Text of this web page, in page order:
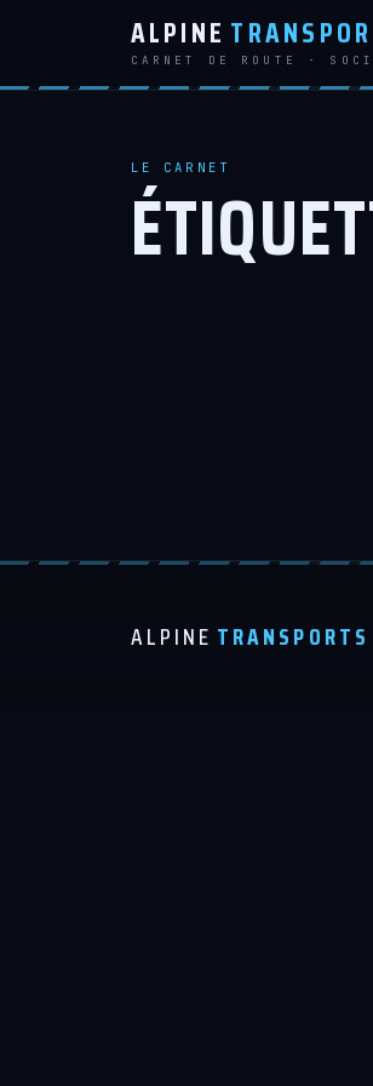
ALPINE
CARNET DE ROUTE ·
LE CARNET
ALPINE TRANSPORTS